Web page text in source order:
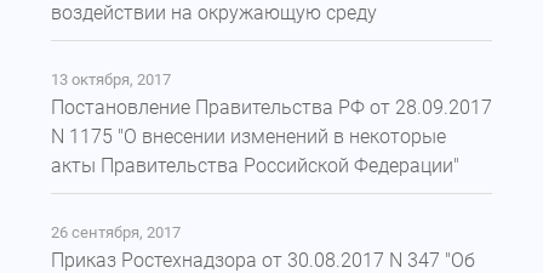
воздействии на окружающую среду
13 октября, 2017
Постановление Правительства РФ от 28.09.2017
N 1175 "О внесении изменений в некоторые
акты Правительства Российской Федерации"
26 сентября, 2017
Приказ Ростехнадзора от 30.08.2017 N 347 "Об